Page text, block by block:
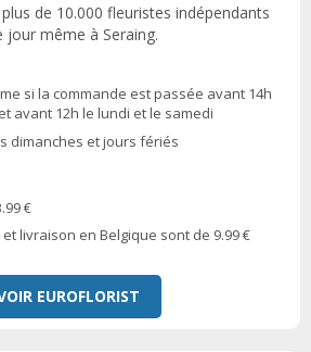
de 10.000 fleuristes indépendants
jour même à Seraing.
si la commande est passée avant 14h
avant 12h le lundi et le samedi
dimanches et jours fériés
€
livraison en Belgique sont de 9.99 €
EUROFLORIST